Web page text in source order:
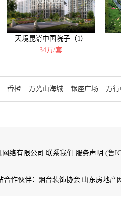
天境昆嵛中国院子（1）
34万/套
香橙 万光山海城 银座广场 万
络有限公司 联系我们 服务声明 (鲁
合作伙伴：烟台装饰协会 山东房地